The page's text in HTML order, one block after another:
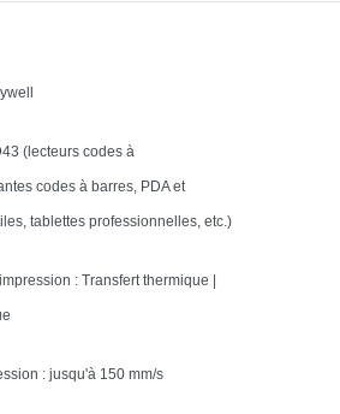
(lecteurs codes à
codes à barres, PDA et
tablettes professionnelles, etc.)
: Transfert thermique |
: jusqu'à 150 mm/s